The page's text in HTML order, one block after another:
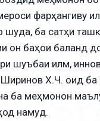
фарҳангиву
ба сатҳи
он баҳои баланд
шуъбаи илм,
Ширинов Х.Ч. оид ба
ба меҳмонон
намуд.